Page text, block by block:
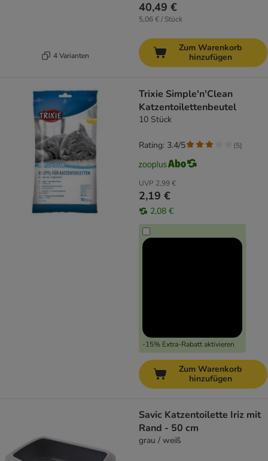
4 Varianten
40,49 €
5,06 € / Stück
Zum Warenkorb
hinzufügen
Trixie Simple'n'Clean
Katzentoilettenbeutel
10 Stück
UVP 2,99 €
2,19 €
2,08 €
-15% Extra-Rabatt aktivieren
Rating: 3.4/5 (5)
Zum Warenkorb
hinzufügen
Savic Katzentoilette Iriz mit
Rand - 50 cm
grau / weiß